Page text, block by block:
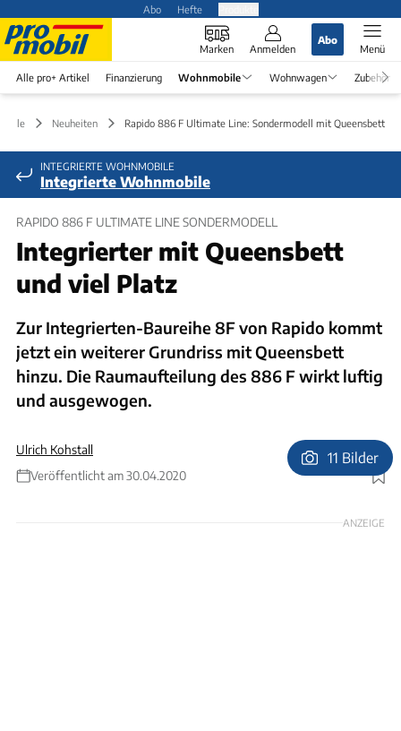
Abo Hefte
Marken Anmelden
Abo
Menü
Alle pro+ Artikel Finanzierung Wohnmobile Wohnwagen Zubehör
Neuheiten Rapido 886 F Ultimate Line: Sondermodell mit Queensbett
INTEGRIERTE WOHNMOBILE
Integrierte Wohnmobile
RAPIDO 886 F ULTIMATE LINE SONDERMODELL
Integrierter mit Queensbett
und viel Platz
Zur Integrierten-Baureihe 8F von Rapido kommt
jetzt ein weiterer Grundriss mit Queensbett
hinzu. Die Raumaufteilung des 886 F wirkt luftig
und ausgewogen.
Ulrich Kohstall
Veröffentlicht am 30.04.2020
Foto: Ingolf Pompe
11 Bilder
ANZEIGE